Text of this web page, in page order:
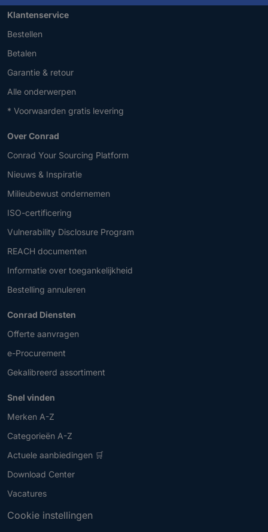
Klantenservice
Bestellen
Betalen
Garantie & retour
Alle onderwerpen
* Voorwaarden gratis levering
Over Conrad
Conrad Your Sourcing Platform
Nieuws & Inspiratie
Milieubewust ondernemen
ISO-certificering
Vulnerability Disclosure Program
REACH documenten
Informatie over toegankelijkheid
Bestelling annuleren
Conrad Diensten
Offerte aanvragen
e-Procurement
Gekalibreerd assortiment
Snel vinden
Merken A-Z
Categorieën A-Z
Actuele aanbiedingen 🛒
Download Center
Vacatures
Cookie instellingen